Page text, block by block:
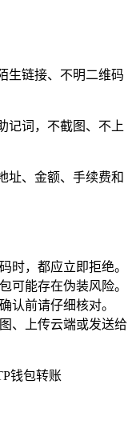
生链接、不明二维码
记词，不截图、不上
址、金额、手续费和
时，都应立即拒绝。
可能存在伪装风险。
认前请仔细核对。
、上传云端或发送给
钱包转账